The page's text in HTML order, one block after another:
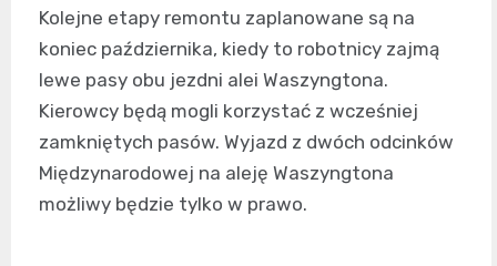
Kolejne etapy remontu zaplanowane są na
koniec października, kiedy to robotnicy zajmą
lewe pasy obu jezdni alei Waszyngtona.
Kierowcy będą mogli korzystać z wcześniej
zamkniętych pasów. Wyjazd z dwóch odcinków
Międzynarodowej na aleję Waszyngtona
możliwy będzie tylko w prawo.